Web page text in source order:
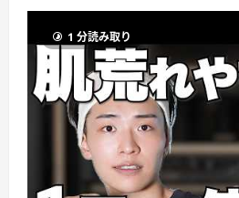
1 分読み取り